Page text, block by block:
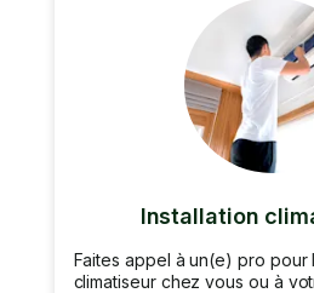
Installation
Faites appel à un(e) pro pour
climatiseur chez vous ou à